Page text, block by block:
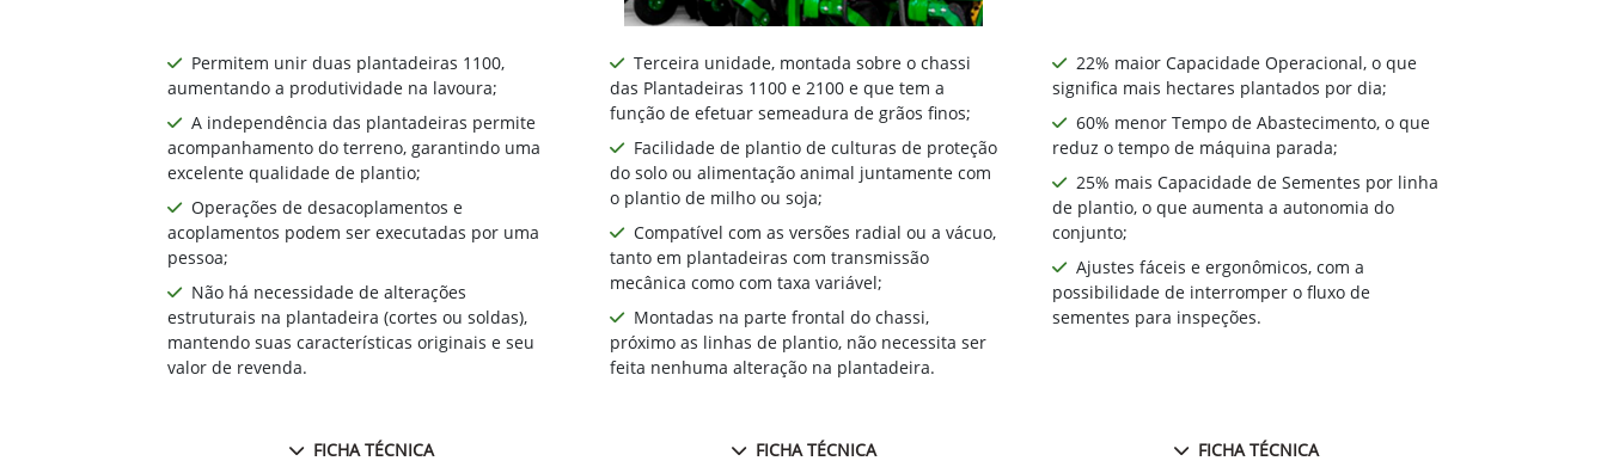
Permitem unir duas plantadeiras 1100,
aumentando a produtividade na lavoura;
A independência das plantadeiras permite
acompanhamento do terreno, garantindo uma
excelente qualidade de plantio;
Operações de desacoplamentos e
acoplamentos podem ser executadas por uma
pessoa;
Não há necessidade de alterações
estruturais na plantadeira (cortes ou soldas),
mantendo suas características originais e seu
valor de revenda.
FICHA TÉCNICA
Terceira unidade, montada sobre o chassi
das Plantadeiras 1100 e 2100 e que tem a
função de efetuar semeadura de grãos finos;
Facilidade de plantio de culturas de proteção
do solo ou alimentação animal juntamente com
o plantio de milho ou soja;
Compatível com as versões radial ou a vácuo,
tanto em plantadeiras com transmissão
mecânica como com taxa variável;
Montadas na parte frontal do chassi,
próximo as linhas de plantio, não necessita ser
feita nenhuma alteração na plantadeira.
FICHA TÉCNICA
22% maior Capacidade Operacional, o que
significa mais hectares plantados por dia;
60% menor Tempo de Abastecimento, o que
reduz o tempo de máquina parada;
25% mais Capacidade de Sementes por linha
de plantio, o que aumenta a autonomia do
conjunto;
Ajustes fáceis e ergonômicos, com a
possibilidade de interromper o fluxo de
sementes para inspeções.
FICHA TÉCNICA